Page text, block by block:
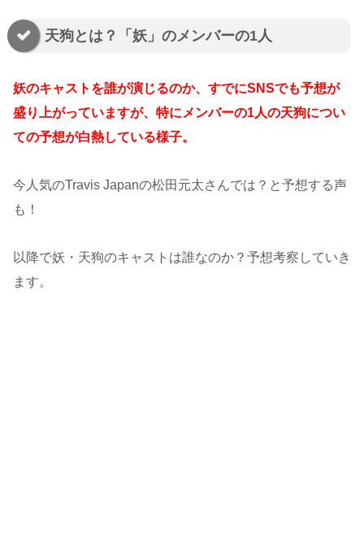
天狗とは？「妖」のメンバーの1人
妖のキャストを誰が演じるのか、すでにSNSでも予想が
盛り上がっていますが、特にメンバーの1人の天狗につい
ての予想が白熱している様子。
今人気のTravis Japanの松田元太さんでは？と予想する声
も！
以降で妖・天狗のキャストは誰なのか？予想考察していき
ます。